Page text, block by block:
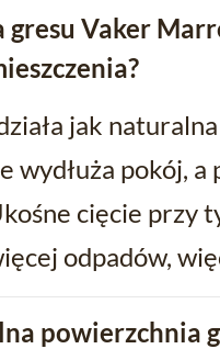
Vaker
jak
wydłuża pokój,
cięcie
odpadów,
powierzchnia